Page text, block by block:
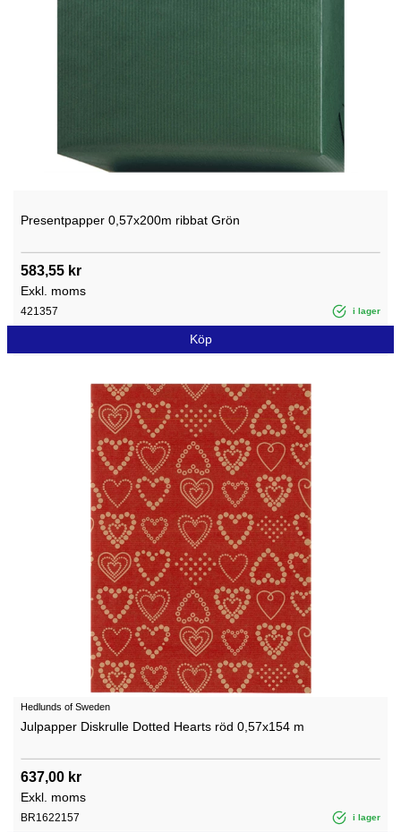
Presentpapper 0,57x200m ribbat Grön
583,55 kr
Exkl. moms
421357 i lager
Köp
Hedlunds of Sweden
Julpapper Diskrulle Dotted Hearts röd 0,57x154 m
637,00 kr
Exkl. moms
BR1622157 i lager